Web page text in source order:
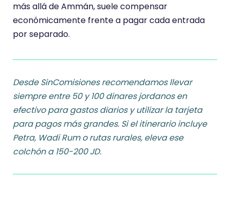
más allá de Ammán, suele compensar
económicamente frente a pagar cada entrada
por separado.
Desde SinComisiones recomendamos llevar
siempre entre 50 y 100 dinares jordanos en
efectivo para gastos diarios y utilizar la tarjeta
para pagos más grandes. Si el itinerario incluye
Petra, Wadi Rum o rutas rurales, eleva ese
colchón a 150-200 JD.